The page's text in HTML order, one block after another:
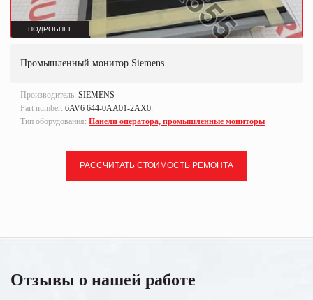
ПОДРОБНЕЕ
Промышленный монитор Siemens
Производитель: SIEMENS
Part number: 6AV6 644-0AA01-2AX0.
Тип оборудования: Панели оператора, промышленные мониторы
РАССЧИТАТЬ СТОИМОСТЬ РЕМОНТА
Отзывы о нашей работе